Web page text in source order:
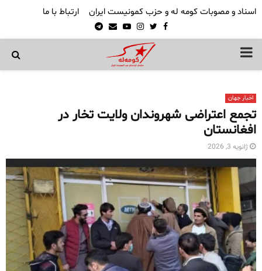
اسناد و مصوبات کومه له و حزب کمونیست ایران ارتباط با ما
Facebook
Twitter
Instagram
Youtube
Email
Telegram
PRIMARY
اخبار جهان
تجمع اعتراضی شهروندان ولایت تخار در
افغانستان
ژانویه 3, 2026